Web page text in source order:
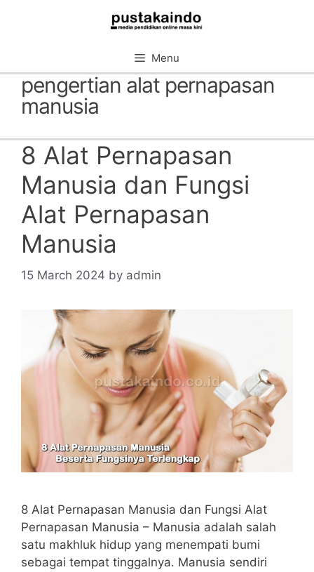
Menu
pengertian alat pernapasan
manusia
8 Alat Pernapasan
Manusia dan Fungsi
Alat Pernapasan
Manusia
15 March 2024 by admin
8 Alat Pernapasan Manusia dan Fungsi Alat
Pernapasan Manusia – Manusia adalah salah
satu makhluk hidup yang menempati bumi
sebagai tempat tinggalnya. Manusia sendiri